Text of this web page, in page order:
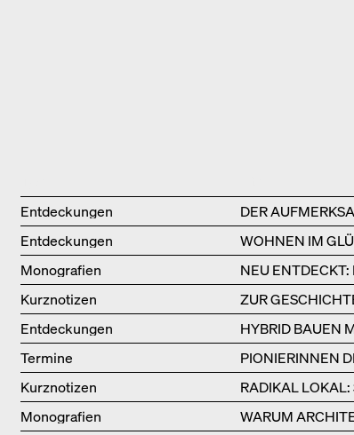
Entdeckungen DER
Entdeckungen
WOHNEN IM
Monografien
NEU
Kurznotizen
ZUR
Entdeckungen
HYBRID BAUEN
Termine
PIONIERINNEN
BÜCHERSOIRÉE!
Kurznotizen
RADIKAL
Monografien
WARUM